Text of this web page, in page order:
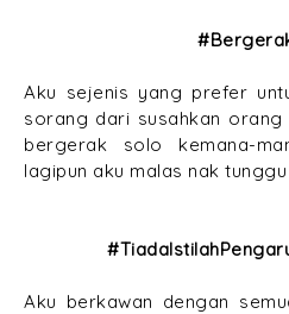
Aku sejenis yang prefer
sorang dari susahkan
bergerak solo kemana-
lagipun aku malas nak
Aku berkawan dengan